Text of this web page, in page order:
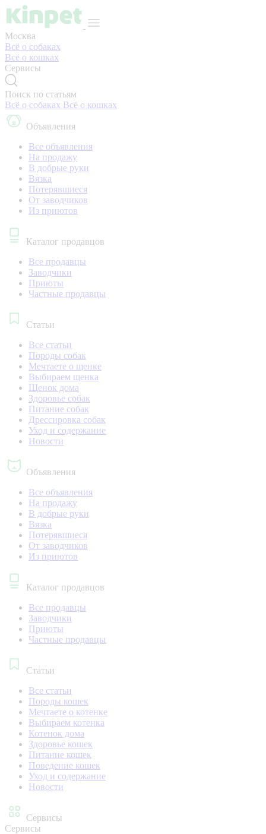
Москва
Всё о собаках
Всё о кошках
Сервисы
Поиск по статьям
Всё о собаках Всё о кошках
Объявления
Все объявления
На продажу
В добрые руки
Вязка
Потерявшиеся
От заводчиков
Из приютов
Каталог продавцов
Все продавцы
Заводчики
Приюты
Частные продавцы
Статьи
Все статьи
Породы собак
Мечтаете о щенке
Выбираем щенка
Щенок дома
Здоровье собак
Питание собак
Дрессировка собак
Уход и содержание
Новости
Объявления
Все объявления
На продажу
В добрые руки
Вязка
Потерявшиеся
От заводчиков
Из приютов
Каталог продавцов
Все продавцы
Заводчики
Приюты
Частные продавцы
Статьи
Все статьи
Породы кошек
Мечтаете о котенке
Выбираем котенка
Котенок дома
Здоровье кошек
Питание кошек
Поведение кошек
Уход и содержание
Новости
Сервисы
Сервисы